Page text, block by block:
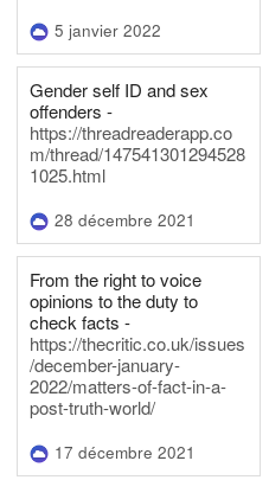
5 janvier 2022
Gender self ID and sex
offenders -
https://threadreaderapp.co
m/thread/147541301294528
1025.html
28 décembre 2021
From the right to voice
opinions to the duty to
check facts -
https://thecritic.co.uk/issues
/december-january-
2022/matters-of-fact-in-a-
post-truth-world/
17 décembre 2021